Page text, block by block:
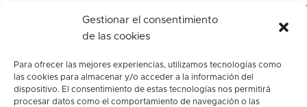
Gestionar el consentimiento
de las cookies
Para ofrecer las mejores experiencias, utilizamos tecnologías como
las cookies para almacenar y/o acceder a la información del
dispositivo. El consentimiento de estas tecnologías nos permitirá
procesar datos como el comportamiento de navegación o las